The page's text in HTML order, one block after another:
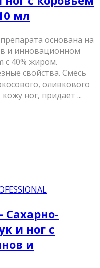
мл
основана на
и инновационном
с 40% жиром.
свойства. Смесь
оливкового
ног, придает ...
Сахарно-
и ног с
и